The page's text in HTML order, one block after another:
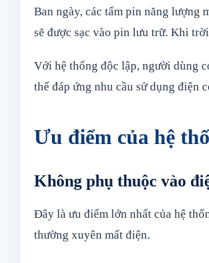
Ban ngày, các tấm pin năng lượng
sẽ được sạc vào pin lưu trữ. Khi
Với hệ thống độc lập, người dùng
thể đáp ứng nhu cầu sử dụng điện
Ưu điểm của hệ
Không phụ thuộc vào
Đây là ưu điểm lớn nhất của hệ
thường xuyên mất điện.